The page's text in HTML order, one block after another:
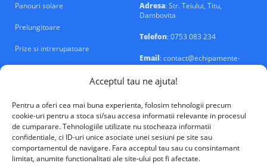
Acceptul tau ne ajuta!
Pentru a oferi cea mai buna experienta, folosim tehnologii precum
cookie-uri pentru a stoca si/sau accesa informatii relevante in procesul
de cumparare. Tehnologiile utilizate nu stocheaza informatii
confidentiale, ci ID-uri unice asociate unei sesiuni pe site sau
comportamentul de navigare. Fara acceptul tau sau cu consintamant
limitat, anumite functionalitati ale site-ului pot fi afectate.
Panouri solare
Prelungitoare
Prize si intrerupatoare
Adresa: Str. Teiului, Titu,
Dambovita
Telefon: 0753 083 234
Email: contact@echipamente-
electrice.ro
VALM Electrical Solutions © 2026